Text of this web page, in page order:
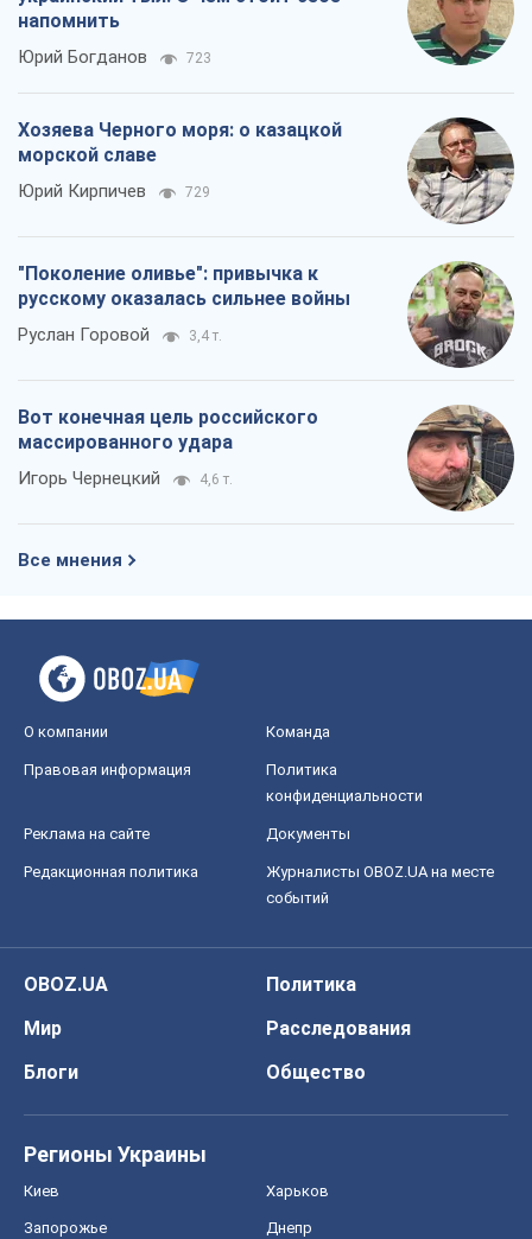
напомнить
Юрий Богданов 723
Хозяева Черного моря: о казацкой
морской славе
Юрий Кирпичев 729
"Поколение оливье": привычка к
русскому оказалась сильнее войны
Руслан Горовой 3,4 т.
Вот конечная цель российского
массированного удара
Игорь Чернецкий 4,6 т.
Все мнения
О компании Команда
Правовая информация
Политика
конфиденциальности
Реклама на сайте Документы
Редакционная политика
Журналисты OBOZ.UA на месте
событий
OBOZ.UA
Политика
Мир
Расследования
Блоги
Общество
Регионы Украины
Киев Харьков
Запорожье Днепр